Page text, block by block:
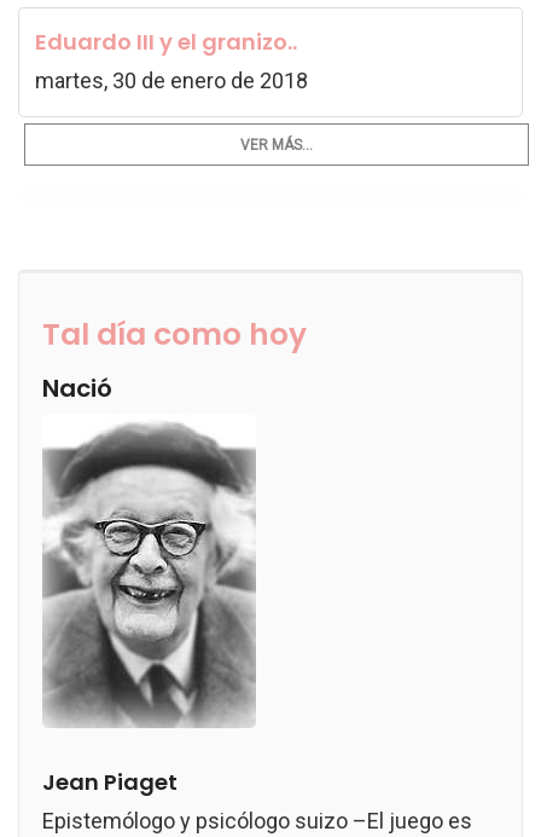
Eduardo III y el granizo..
martes, 30 de enero de 2018
VER MÁS...
Tal día como hoy
Nació
Jean Piaget
Epistemólogo y psicólogo suizo –El juego es